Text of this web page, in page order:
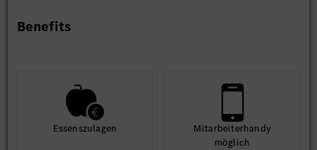
Benefits
Essens­zulagen
Mit­arbeiter­handy
möglich